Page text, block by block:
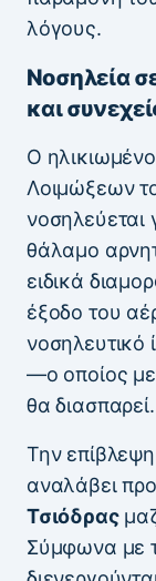
λόγους.
Νοσηλεία
και
Ο
Λοιμώξεων
νοσηλεύεται
θάλαμο
ειδικά
έξοδο του
νοσηλευτικό
—ο οποίος
θα διασπαρεί.
Την
αναλάβει
Τσιόδρας
Σύμφωνα με